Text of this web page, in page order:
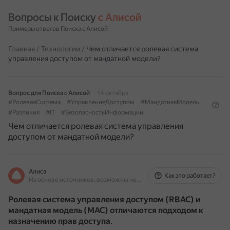
Вопросы к Поиску с Алисой
Примеры ответов Поиска с Алисой
Главная / Технологии / Чем отличается ролевая система
управления доступом от мандатной модели?
Вопрос для Поиска с Алисой
14 октября
#РолеваяСистема
#УправлениеДоступом
#МандатнаяМодель
#Различия
#IT #БезопасностьИнформации
Чем отличается ролевая система управления
доступом от мандатной модели?
Алиса
На основе источников, возможны неточности
Как это работает?
Ролевая система управления доступом (RBAC) и
мандатная модель (MAC) отличаются подходом к
назначению прав доступа.